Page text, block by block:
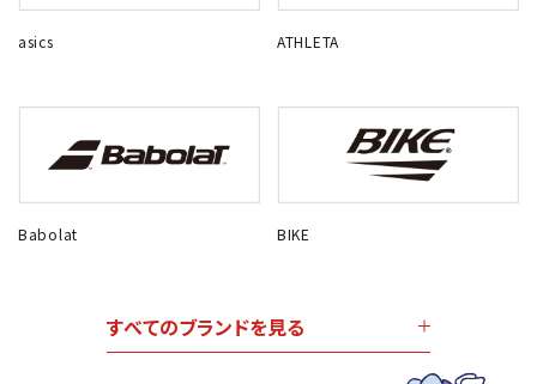
asics ATHLETA
Babolat BIKE
すべてのブランドを見る